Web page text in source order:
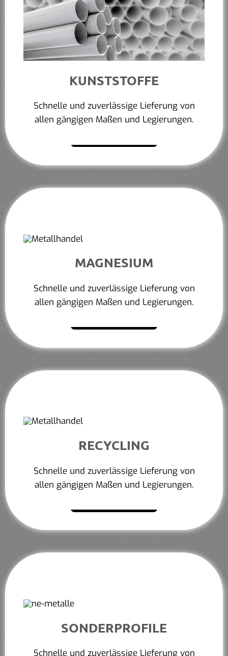
KUNSTSTOFFE
Schnelle und zuverlässige Lieferung von
allen gängigen Maßen und Legierungen.
MAGNESIUM
Schnelle und zuverlässige Lieferung von
allen gängigen Maßen und Legierungen.
RECYCLING
Schnelle und zuverlässige Lieferung von
allen gängigen Maßen und Legierungen.
SONDERPROFILE
Schnelle und zuverlässige Lieferung von